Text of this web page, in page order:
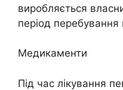
виробляється
період перебування
Медикаменти
Під час лікування